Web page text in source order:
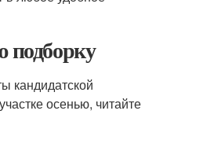
подборку
кандидатской
осенью, читайте